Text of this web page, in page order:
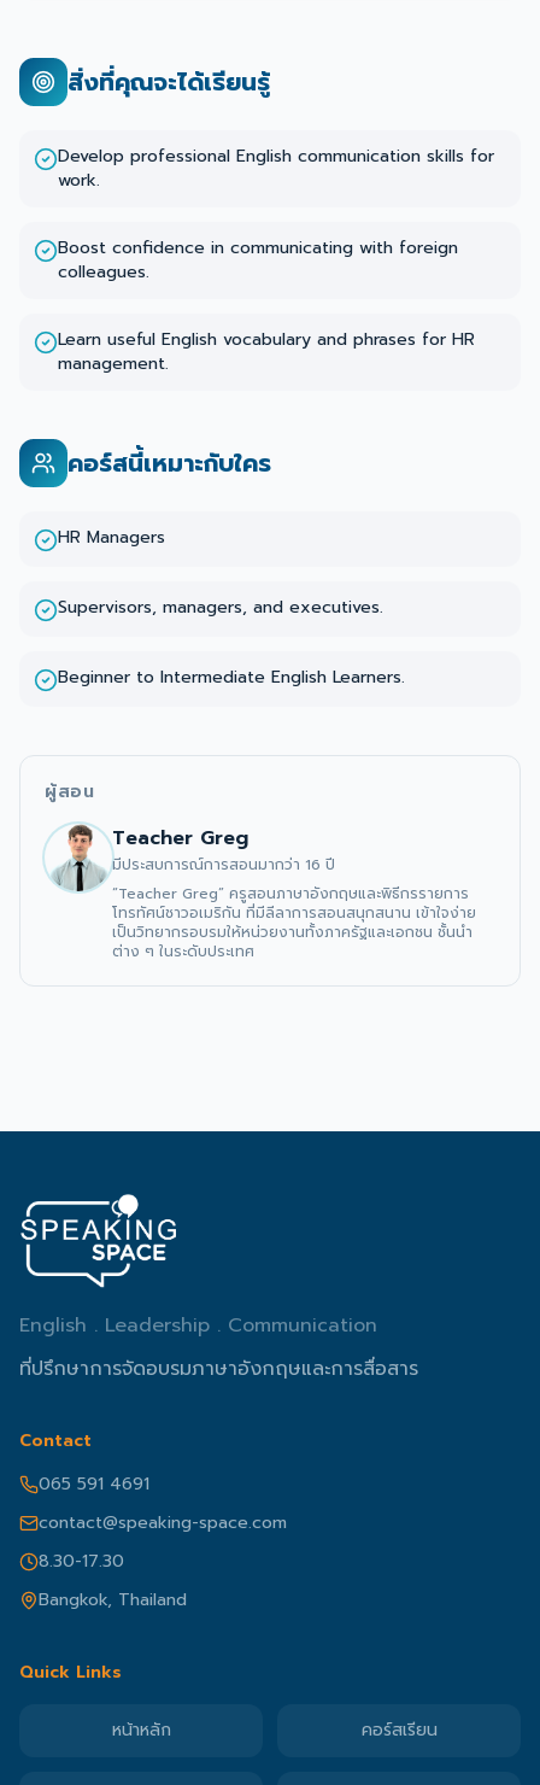
สิ่งที่คุณจะได้เรียนรู้
Develop professional English communication skills for
work.
Boost confidence in communicating with foreign
colleagues.
Learn useful English vocabulary and phrases for HR
management.
คอร์สนี้เหมาะกับใคร
HR Managers
Supervisors, managers, and executives.
Beginner to Intermediate English Learners.
ผู้สอน
Teacher Greg
มีประสบการณ์การสอนมากว่า 16 ปี
“Teacher Greg” ครูสอนภาษาอังกฤษและพิธีกรรายการ
โทรทัศน์ชาวอเมริกัน ที่มีลีลาการสอนสนุกสนาน เข้าใจง่าย
เป็นวิทยากรอบรมให้หน่วยงานทั้งภาครัฐและเอกชน ชั้นนำ
ต่าง ๆ ในระดับประเทศ
English . Leadership . Communication
ที่ปรึกษาการจัดอบรมภาษาอังกฤษและการสื่อสาร
Contact
065 591 4691
contact@speaking-space.com
8.30-17.30
Bangkok, Thailand
Quick Links
หน้าหลัก คอร์สเรียน